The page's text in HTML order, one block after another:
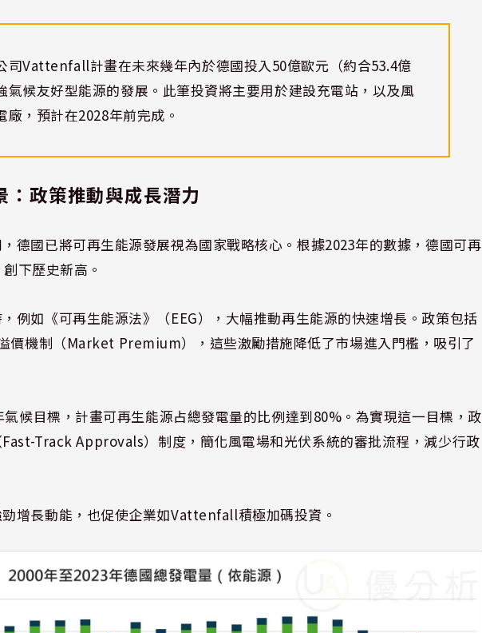
司Vattenfall計畫在未來幾年內於德國投入50億歐元（約合53.4億
氣候友好型能源的發展。此筆投資將主要用於建設充電站，以及風
廠，預計在2028年前完成。
：政策推動與成長潛力
德國已將可再生能源發展視為國家戰略核心。根據2023年的數據，德國可再
下歷史新高。
例如《可再生能源法》（EEG），大幅推動再生能源的快速增長。政策包括
價機制（Market Premium），這些激勵措施降低了市場進入門檻，吸引了
候目標，計畫可再生能源占總發電量的比例達到80%。為實現這一目標，政
Track Approvals）制度，簡化風電場和光伏系統的審批流程，減少行政
增長動能，也促使企業如Vattenfall積極加碼投資。